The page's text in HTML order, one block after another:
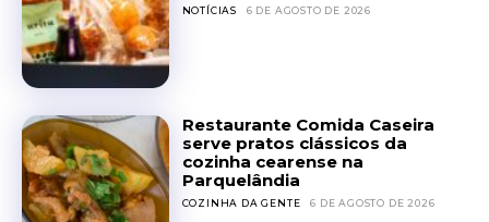
NOTÍCIAS 6 DE AGOSTO DE 2026
Restaurante Comida Caseira
serve pratos clássicos da
cozinha cearense na
Parquelândia
COZINHA DA GENTE 6 DE AGOSTO DE 2026